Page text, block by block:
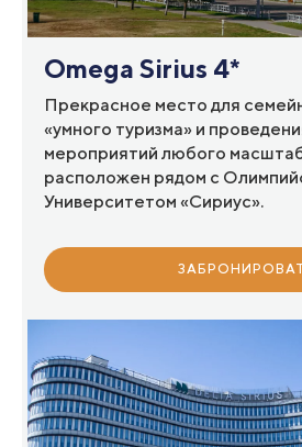
Omega Sirius 4*
Прекрасное место для
«умного туризма» и
мероприятий любого
расположен рядом с
Университетом «Сириус».